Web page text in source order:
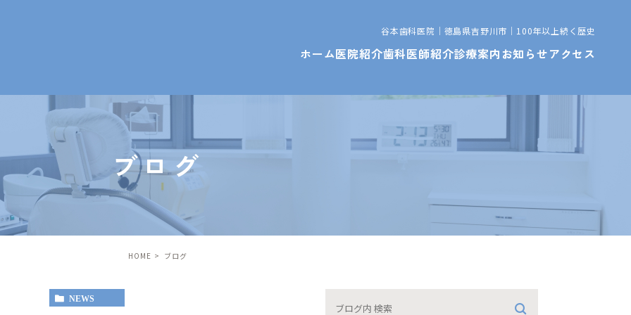
谷本歯科医院｜徳島県吉野川市｜100年以上続く歴史
ホーム医院紹介歯科医師紹介診療案内 お知らせアクセス
ブログ
HOME ブログ
NEWS